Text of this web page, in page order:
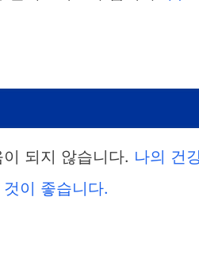
되지 않습니다. 나의 건
이 좋습니다.